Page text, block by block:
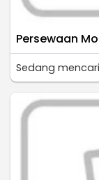
Persewaan
Sedang